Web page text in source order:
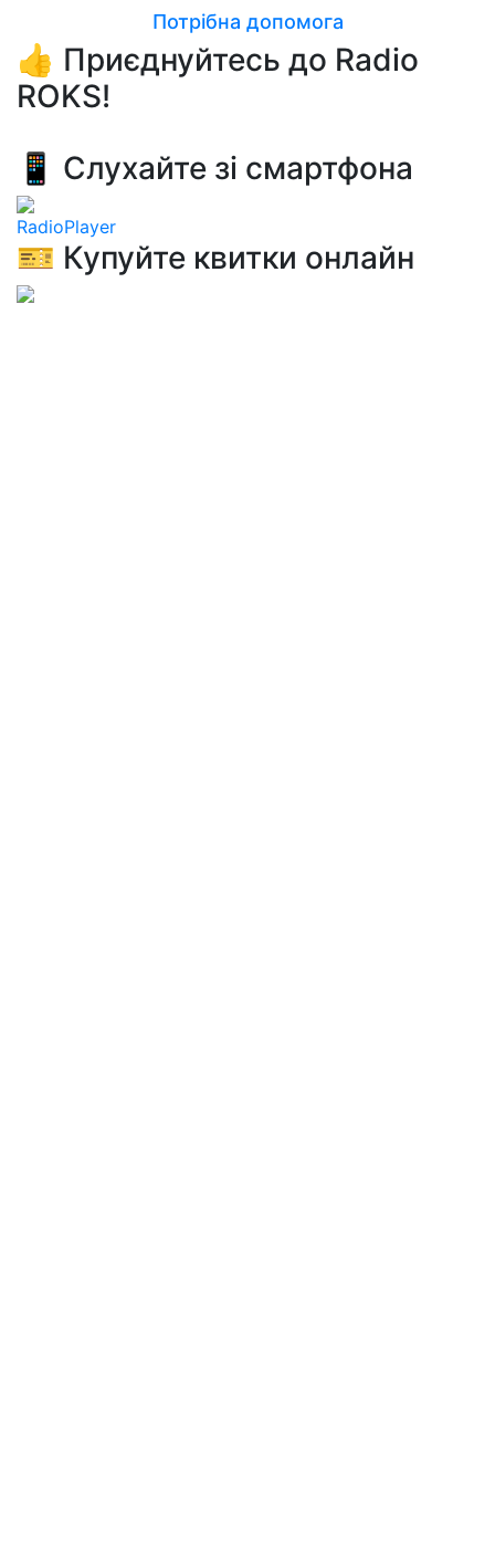
Потрібна допомога
👍 Приєднуйтесь до Radio
ROKS!
📱 Слухайте зі смартфона
RadioPlayer
🎫 Купуйте квитки онлайн